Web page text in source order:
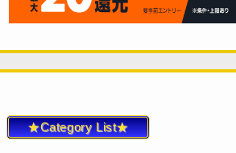
★Category List★